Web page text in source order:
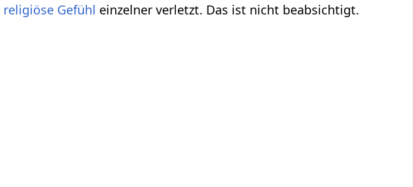
religiöse Gefühl einzelner verletzt. Das ist nicht beabsichtigt.